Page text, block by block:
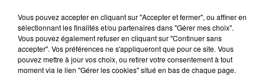
5 août 2026
Benny Blanco invite Selena Gomez et
Becky G sur son nouveau single
Vous pouvez accepter en cliquant sur "Accepter et fermer", ou affiner en
sélectionnant les finalités et/ou partenaires dans "Gérer mes choix".
Vous pouvez également refuser en cliquant sur "Continuer sans
accepter". Vos préférences ne s'appliqueront que pour ce site. Vous
pouvez mettre à jour vos choix, ou retirer votre consentement à tout
moment via le lien "Gérer les cookies" situé en bas de chaque page.